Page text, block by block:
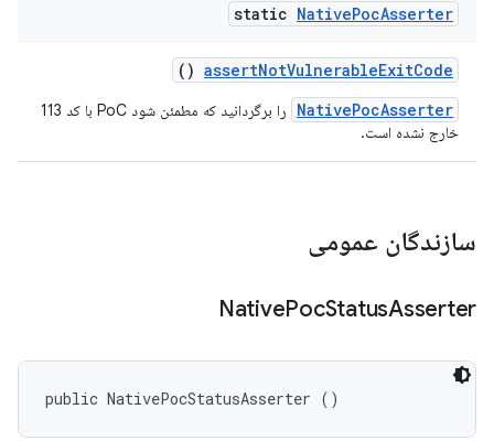
static NativePocAsserter
assertNotVulnerableExitCode
()
NativePocAsserter
را برگردانید که مطمئن شود PoC با کد 113
خارج نشده است.
سازندگان عمومی
NativePocStatusAsserter
public NativePocStatusAsserter ()